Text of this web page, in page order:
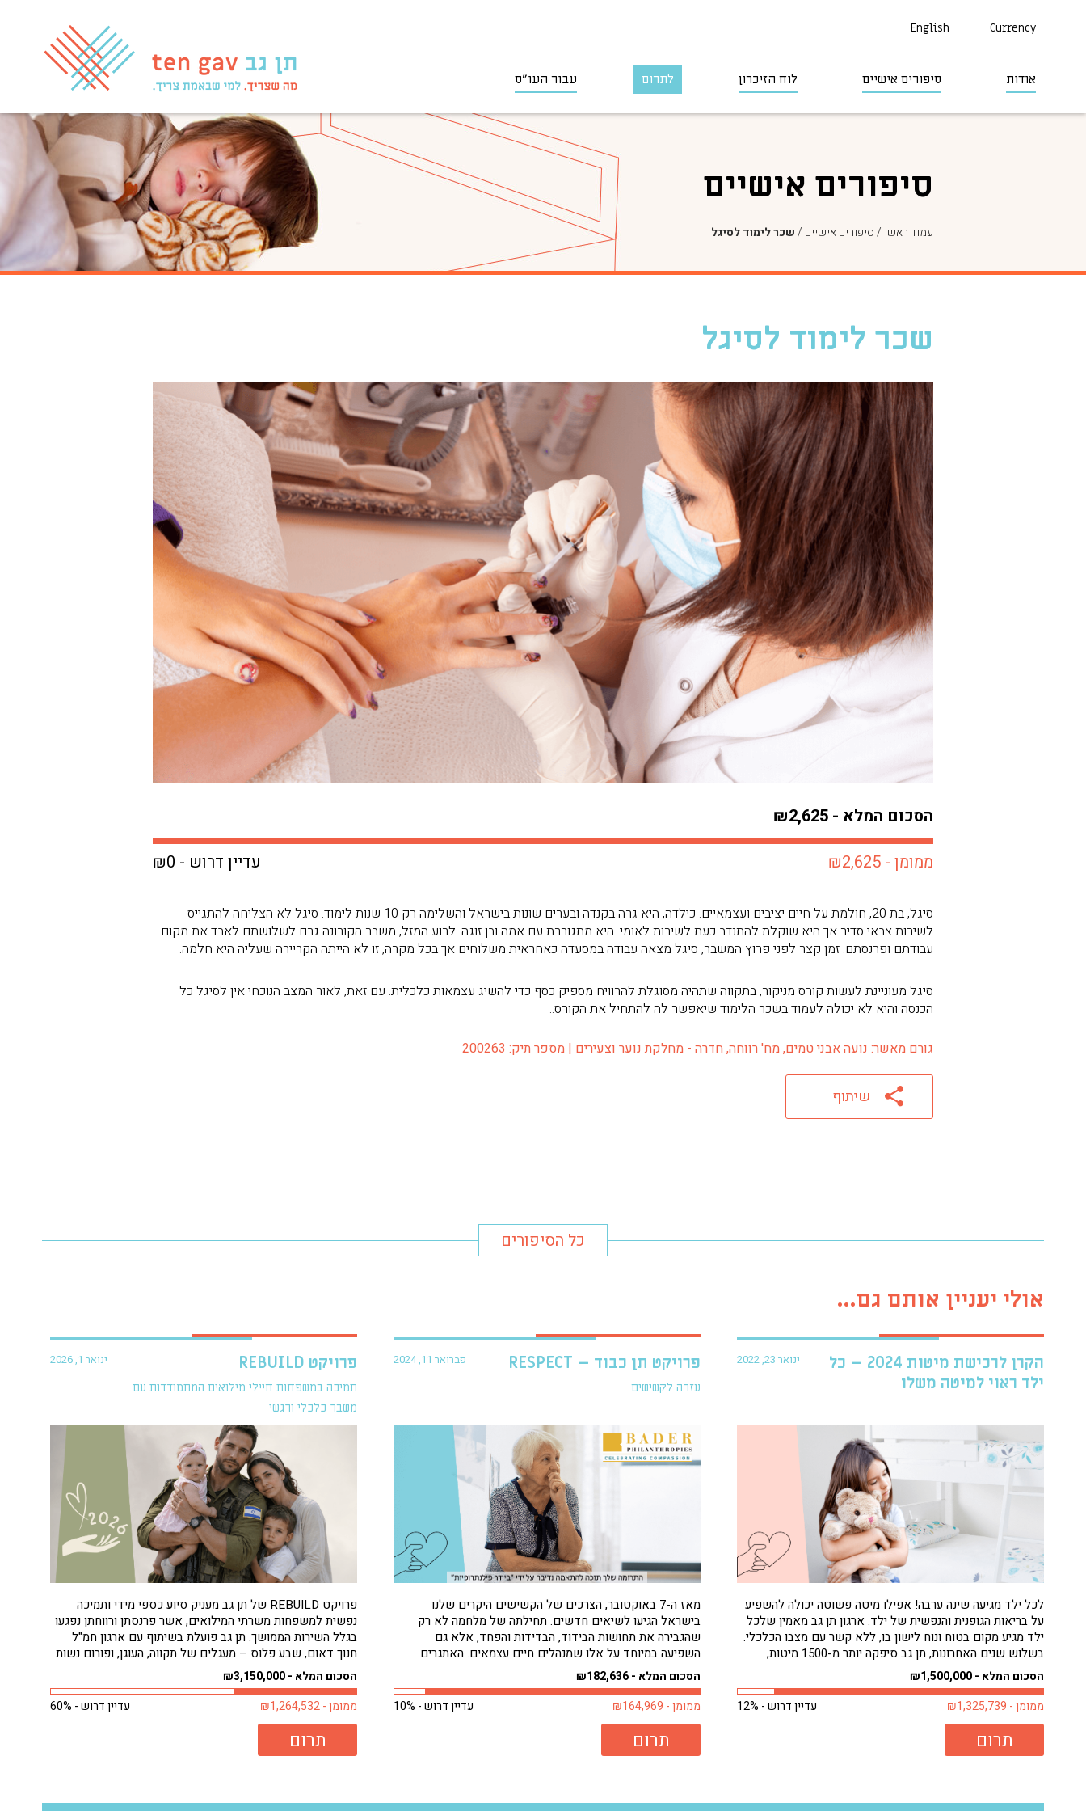
Currency
English
אודות סיפורים אישיים לוח הזיכרון לתרום עבור העו״ס
סיפורים אישיים
עמוד ראשי/סיפורים אישיים /שכר לימוד לסיגל
שכר לימוד לסיגל
הסכום המלא - ₪2,625
עדיין דרוש - ₪0
ממומן - ₪2,625
סיגל, בת 20, חולמת על חיים יציבים ועצמאיים. כילדה, היא גרה בקנדה ובערים שונות בישראל והשלימה רק 10 שנות לימוד. סיגל לא הצליחה להתגייס
לשירות צבאי סדיר אך היא שוקלת להתנדב כעת לשירות לאומי. היא מתגוררת עם אמה ובן זוגה. לרוע המזל, משבר הקורונה גרם לשלושתם לאבד את מקום
עבודתם ופרנסתם. זמן קצר לפני פרוץ המשבר, סיגל מצאה עבודה במסעדה כאחראית משלוחים אך בכל מקרה, זו לא הייתה הקריירה שעליה היא חלמה.
סיגל מעוניינת לעשות קורס מניקור, בתקווה שתהיה מסוגלת להרוויח מספיק כסף כדי להשיג עצמאות כלכלית. עם זאת, לאור המצב הנוכחי אין לסיגל כל
הכנסה והיא לא יכולה לעמוד בשכר הלימוד שיאפשר לה להתחיל את הקורס..
גורם מאשר: נועה אבני טמים, מח' רווחה, חדרה - מחלקת נוער וצעירים | מספר תיק: 200263
שיתוף
כל הסיפורים
אולי יעניין אותם גם...
ינואר 23, 2022
הקרן לרכישת מיטות 2024 – כל
ילד ראוי למיטה משלו
לכל ילד מגיעה שינה ערבה! אפילו מיטה פשוטה יכולה להשפיע
על בריאות הגופנית והנפשית של ילד. ארגון תן גב מאמין שלכל
ילד מגיע מקום בטוח ונוח לישון בו, ללא קשר עם מצבו הכלכלי.
בשלוש שנים האחרונות, תן גב סיפקה יותר מ-1500 מיטות,
בעיקר לילדים. רבים מילדים אלה היו ישנים על...
הסכום המלא - ₪1,500,000
עדיין דרוש - 12%
ממומן - ₪1,325,739
תרום
פברואר 11, 2024 פרויקט תן כבוד – RESPECT
עזרה לקשישים
מאז ה-7 באוקטובר, הצרכים של הקשישים היקרים שלנו
בישראל הגיעו לשיאים חדשים. תחילתה של מלחמה לא רק
שהגבירה את תחושות הבידוד, הבדידות והפחד, אלא גם
השפיעה במיוחד על אלו שמנהלים חיים עצמאים. האתגרים
להסתדר לבד גדולים עכשיו מאי פעם. וכאילו לא די בכך, חורף
קר באופן בלתי צפוי רק החמיר...
הסכום המלא - ₪182,636
עדיין דרוש - 10%
ממומן - ₪164,969
תרום
ינואר 1, 2026 פרויקט REBUILD
תמיכה במשפחות חיילי מילואים המתמודדות עם
משבר כלכלי ורגשי
פרויקט REBUILD של תן גב מעניק סיוע כספי מידי ותמיכה
נפשית למשפחות משרתי המילואים, אשר פרנסתן ורווחתן נפגעו
בגלל השירות הממושך. תן גב פועלת בשיתוף עם ארגון חמ"ל
חנוך דאום, שבע פלוס – מעגלים של תקווה, העוגן, ופורום נשות
המילואימניקים, כדי להבטיח סיוע מהיר ונגיש למשפחות
הזקוקות לו ביותר, ללא...
הסכום המלא - ₪3,150,000
עדיין דרוש - 60%
ממומן - ₪1,264,532
תרום